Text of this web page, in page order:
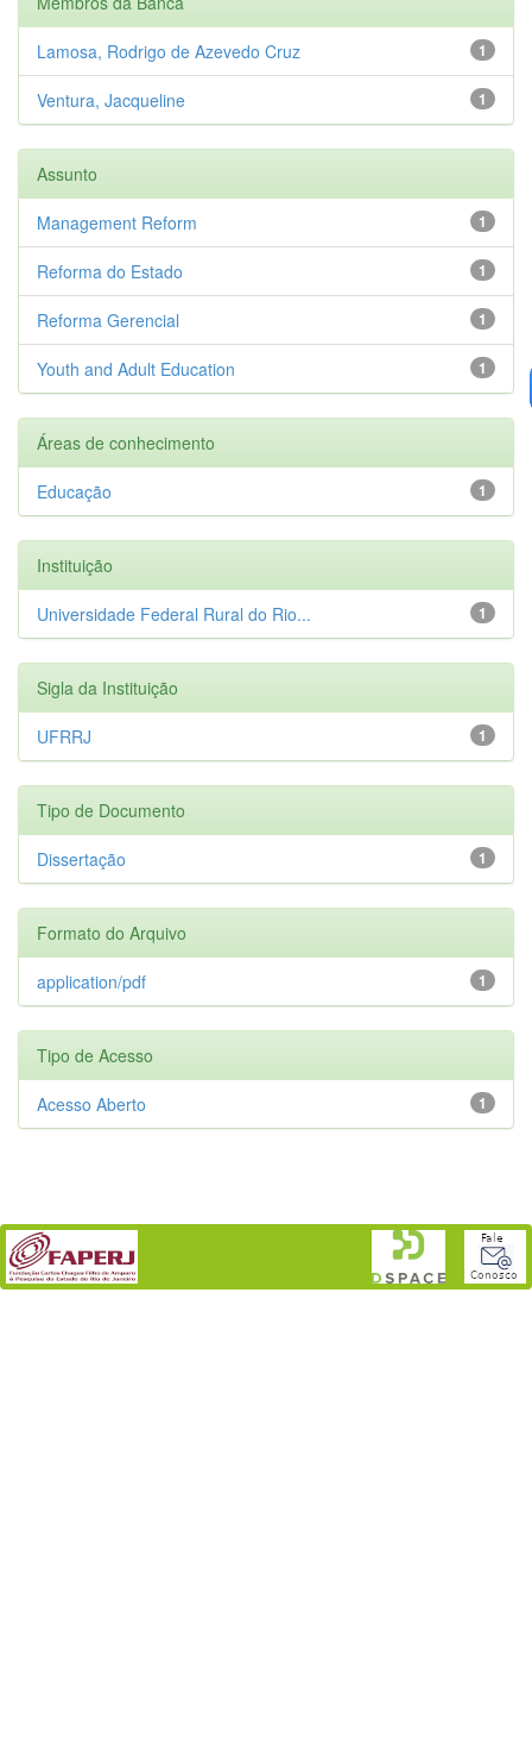
1
Lamosa, Rodrigo de Azevedo Cruz
1
Ventura, Jacqueline
Assunto
1
Management Reform
1
Reforma do Estado
1
Reforma Gerencial
1
Youth and Adult Education
Áreas de conhecimento
1
Educação
Instituição
1
Universidade Federal Rural do Rio...
Sigla da Instituição
1
UFRRJ
Tipo de Documento
1
Dissertação
Formato do Arquivo
1
application/pdf
Tipo de Acesso
1
Acesso Aberto